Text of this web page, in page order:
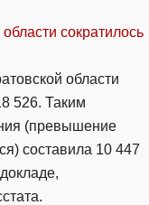
области
526. Таким
(превышение
составила 10 447